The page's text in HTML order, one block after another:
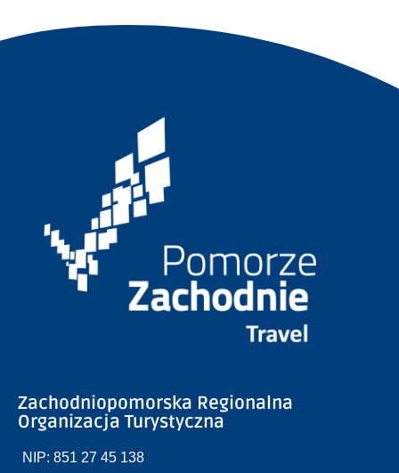
Zachodniopomorska Regionalna
Organizacja Turystyczna
NIP: 851 27 45 138